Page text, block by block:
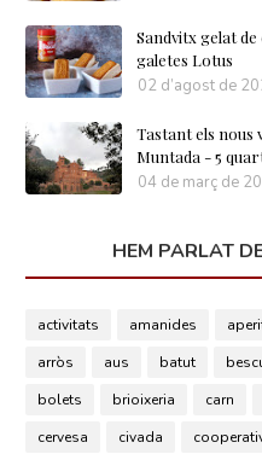
Sandvitx gelat de
galetes Lotus
02 d’agost de
Tastant els nous
Muntada - 5
04 de març de
HEM PARLAT
activitats amanides
arròs
aus batut
bolets
brioixeria carn
cervesa
civada